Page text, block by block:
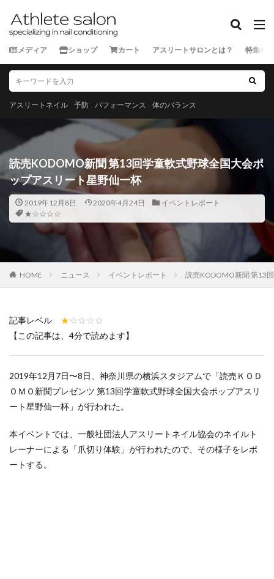
メディア ショップ カート アスリートサロンとは？ 特集
アスリートネイル 予防 パフォーマンス 体のバランス
読売KODOMO新聞 第13回学童軟式野球全国大会ポ
ップアスリート星野仙一杯
2019年12月8日 2020年4月24日
イベントレポート
★☆☆☆☆
HOME ニュース イベントレポート 読売KODOMO新聞 第13
記事レベル ★☆☆☆☆
【この記事は、4分で読めます】
2019年12月7日〜8日、神奈川県の横浜スタジアムで「読売ＫＯＤ
ＯＭＯ新聞プレゼンツ 第13回学童軟式野球全国大会ポップアスリ
ート星野仙一杯」が行われた。
本イベントでは、一般社団法人アスリートネイル協会のネイルト
レーナーによる「爪切り体験」が行われたので、その様子をレポ
ートする。
タグ
★★★★★
ランナー
三重県 京都府
北海道
和歌山県
奈良県
富山県
山形県 山梨県 岐阜県
岡山県
岩手県
島根県
愛知県
東京都 栃木県
沖縄県
滋賀県
熊本県 石川県 神奈川県
秋田県 群馬県
長崎県
長野県 青森県 静岡県
香川県